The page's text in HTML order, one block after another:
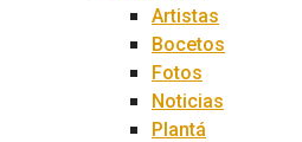
Artistas
Bocetos
Fotos
Noticias
Plantá